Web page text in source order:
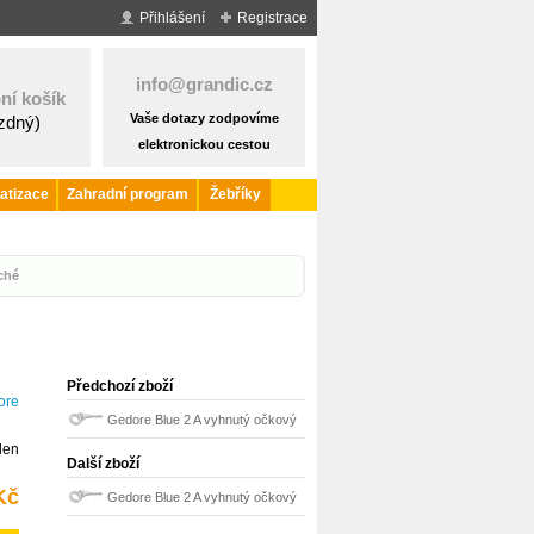
Registrace
Přihlášení
košík
info@grandic.cz
Vaše dotazy zodpovíme
elektronickou cestou
Zahradní program Žebříky
Předchozí zboží
Gedore Blue 2 A vyhnutý očkový
klíč 70 mm 6035030
Další zboží
Gedore Blue 2 A vyhnutý očkový